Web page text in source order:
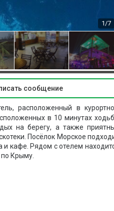
1/7
сообщение
расположенный в
в 10 минутах
на берегу, а также
Посёлок Морское
и кафе. Рядом с отелем
по Крыму.